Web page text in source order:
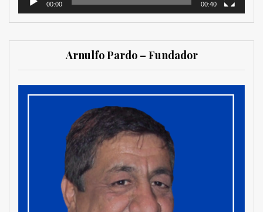
00:00 00:40
Arnulfo Pardo – Fundador